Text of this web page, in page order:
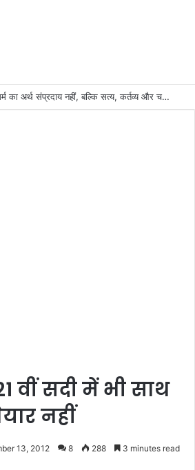
भारतीय शिक्षण पद्धति में धर्म का अर्थ संप्रदाय नहीं, बल्कि सत्य, कर्तव्य और चरित्र निर्माण है: विजय प्रकाश
वीं सदी में भी साथ
नहीं
13, 2012 8 288 3 minutes read